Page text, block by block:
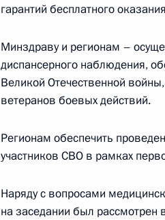
29 марта, воскресенье
Поздравление
29 марта 2026 года, 09:00
26 марта, четверг
Заседание Комиссии по
вопросов назначения
гарантий бесплатного
Минздраву и регионам –
диспансерного наблюдения,
Великой Отечественной
ветеранов боевых действий.
Регионам обеспечить
участников СВО в рамках
Наряду с вопросами
на заседании был рассмотрен